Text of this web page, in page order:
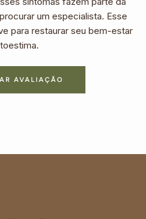
um especialista. Esse
para restaurar seu bem-estar
AVALIAÇÃO